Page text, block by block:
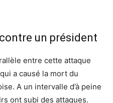
un président
entre cette attaque
a causé la mort du
A un intervalle d’à peine
ont subi des attaques.